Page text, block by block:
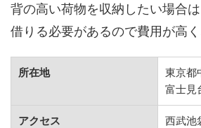
背の高い荷物を収納したい場合
借りる必要があるので費用が高く
所在地
東京都
富士見
アクセス
西武池